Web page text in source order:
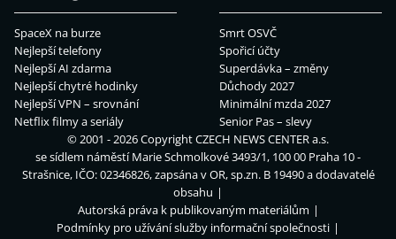
SpaceX na burze
Nejlepší telefony
Nejlepší AI zdarma
Nejlepší chytré hodinky
Nejlepší VPN – srovnání
Netflix filmy a seriály
Smrt OSVČ
Spořicí účty
Superdávka – změny
Důchody 2027
Minimální mzda 2027
Senior Pas – slevy
© 2001 - 2026 CopyrightCZECH NEWS CENTER a.s.
se sídlem náměstí Marie Schmolkové 3493/1, 100 00 Praha 10 -
Strašnice, IČO: 02346826, zapsána v OR, sp.zn. B 19490 a dodavatelé
obsahu
Autorská práva k publikovaným materiálům
Podmínky pro užívání služby informační společnosti